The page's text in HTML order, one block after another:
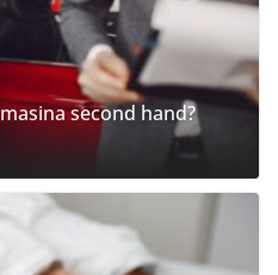
second hand?